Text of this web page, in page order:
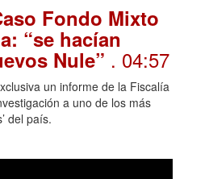
Fondo Mixto
“se hacían
Nule” . 04:57
un informe de la Fiscalía
a uno de los más
del país.